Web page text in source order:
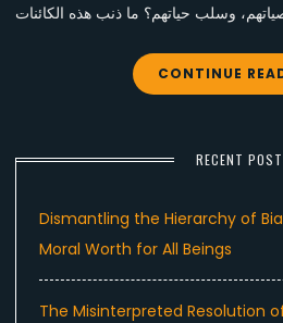
CONTINUE
RECENT
Dismantling the Hierarchy of
Moral Worth for All Beings
The Misinterpreted Resolution